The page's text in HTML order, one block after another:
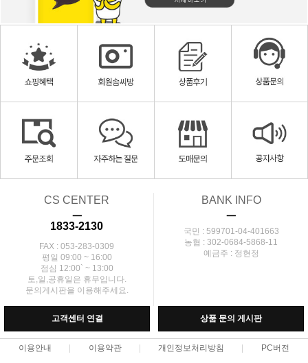
CS CENTER
ㅡ
1833-2130
FAX : 053-283-0309
평일 09:00 ~ 16:00
점심 12:00` ~ 13:00
토,일,공휴일은 휴무입니다.
문의게시판을 이용해주세요.
BANK INFO
ㅡ
국민 : 599701-04-401663
농협 : 302-0684-5868-11
예금주 : 정현정
고객센터 연결 상품 문의 게시판
이용안내 이용약관 개인정보처리방침 PC버전